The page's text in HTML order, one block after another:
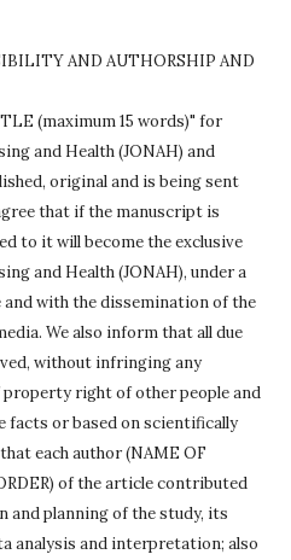
AND AUTHORSHIP AND
(maximum 15 words)" for
and Health (JONAH) and
original and is being sent
that if the manuscript is
to it will become the exclusive
and Health (JONAH), under a
and with the dissemination of the
We also inform that all due
without infringing any
right of other people and
or based on scientifically
each author (NAME OF
of the article contributed
and planning of the study, its
analysis and interpretation; also